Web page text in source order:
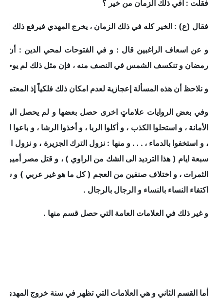
فقلت : أفي ذلك الزمان من خير ؟
فقال (ع) : الخير كله في ذلك الزمان ، يخرج المهدي فيرفع ذلك " . / عقد الدرر
و عن اسعاف الراغبين قال : و في الفتوحات لمحي الدين :
رمضان و تنكسف الشمس في النصف منه ، فإن مثل ذلك لم يوجد
و نلاحظ أن هذه المسألة إعجازية لعدم امكان ذلك فلكياً إذ
وفي بعض الروايات علاماتٍ اخرى حصل بعضها و لم يحصل البعض
الأمانة ، و استحلوا الكذب ، و أكلوا الربا ، و أخذوا الرشا ، و باعوا
، و استخفوا بالدماء ، . . . و منها : نزول الترك الجزيرة ، و نزول
سبعة ايام ( هذا الترديد الى الشك من الراوي ) ، و قتل مصر
الثمرات ، و اختلاف صنفين من العجم ( كل ما هو غير عربي ) و سفك
اكتفاء النساء بالنساء و الرجال بالرجال .
و غير ذلك في العلامات العامة التي حصل قسم منها .
أما القسم الثاني و هي العلامات التي تظهر في سنة خروج